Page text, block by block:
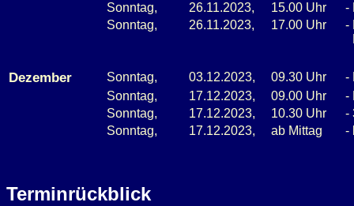
Sonntag,
26.11.2023, 15.00 Uhr -
Sonntag,
26.11.2023, 17.00 Uhr -
Dezember Sonntag, 03.12.2023, 09.30 Uhr -
Sonntag,
17.12.2023, 09.00 Uhr -
Sonntag,
17.12.2023, 10.30 Uhr -
Sonntag,
17.12.2023, ab Mittag -
Terminrückblick